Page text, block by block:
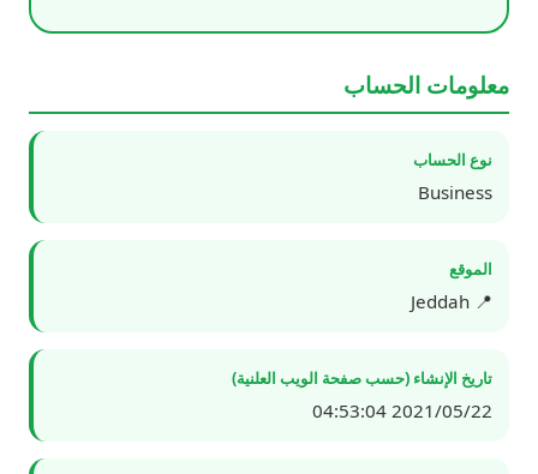
معلومات الحساب
نوع الحساب
Business
الموقع
📍 Jeddah
تاريخ الإنشاء (حسب صفحة الويب العلنية)
2021/05/22 04:53:04